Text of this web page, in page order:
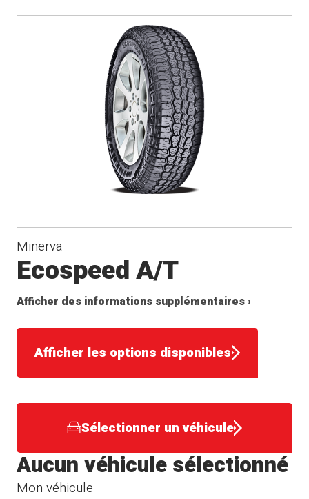
Minerva
Ecospeed A/T
Afficher des informations supplémentaires ›
Afficher les options disponibles
Sélectionner un véhicule
Mon véhicule
Aucun véhicule sélectionné